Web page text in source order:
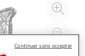
à
Continuer sans accepter